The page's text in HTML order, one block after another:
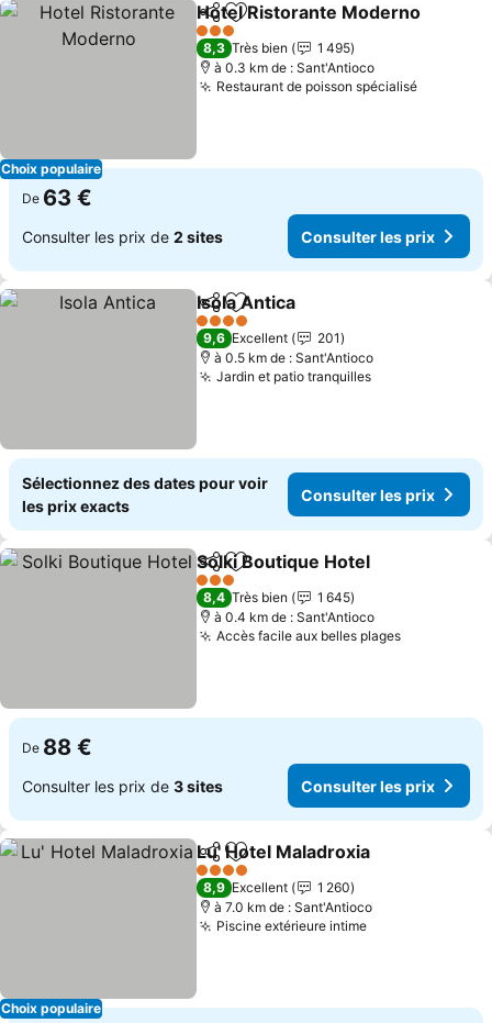
Choix populaire
PartagerAjouter à mes favoris
Hotel Ristorante Moderno
3 Étoiles
8,3 Très bien
1 495
à 0.3 km de : Sant'Antioco
Restaurant de poisson spécialisé
De 63 €
Consulter les prix de 2 sites Consulter les prix
PartagerAjouter à mes favoris
Isola Antica
4 Étoiles
9,6 Excellent
201
à 0.5 km de : Sant'Antioco
Jardin et patio tranquillesConsulter les
Sélectionnez des dates pour voir
les prix exacts
Consulter les prix
PartagerAjouter à mes favoris
Solki Boutique Hotel
3 Étoiles
8,4 Très bien
1 645
à 0.4 km de : Sant'Antioco
Accès facile aux belles plagesConsulter
De 88 €
Consulter les prix de 3 sites Consulter les prix
Choix populaire
PartagerAjouter à mes favoris
Lu' Hotel Maladroxia
4 Étoiles
8,9 Excellent
1 260
à 7.0 km de : Sant'Antioco
Piscine extérieure intimeConsulter les